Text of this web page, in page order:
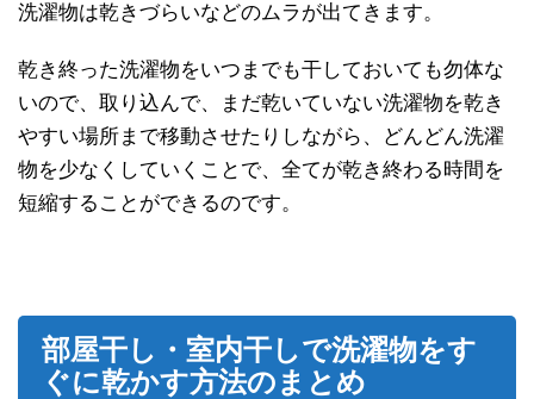
洗濯物は乾きづらいなどのムラが出てきます。
乾き終った洗濯物をいつまでも干しておいても勿体な
いので、取り込んで、まだ乾いていない洗濯物を乾き
やすい場所まで移動させたりしながら、どんどん洗濯
物を少なくしていくことで、全てが乾き終わる時間を
短縮することができるのです。
部屋干し・室内干しで洗濯物をす
ぐに乾かす方法のまとめ